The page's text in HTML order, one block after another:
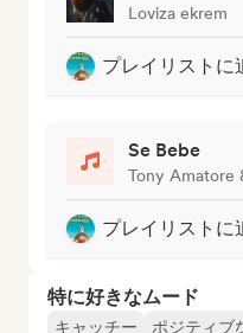
Loviza ekrem
プレイリストに
Se Bebe
Tony Amatore
プレイリストに
特に好きなムード
キャッチー ポジティブ